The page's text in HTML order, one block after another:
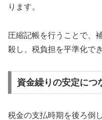
ります。
圧縮記帳を行うことで、
殺し、税負担を平準化でき
資金繰りの安定につ
税金の支払時期を後ろ倒